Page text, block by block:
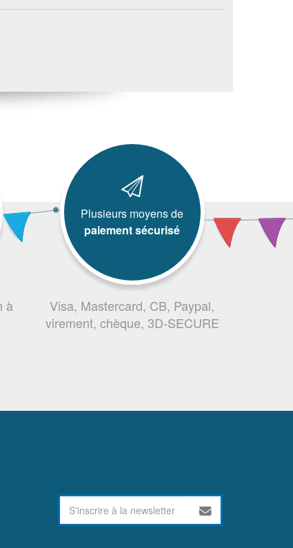
à
Plusieurs moyens de
paiement sécurisé
Visa, Mastercard, CB, Paypal,
virement, chèque, 3D-SECURE